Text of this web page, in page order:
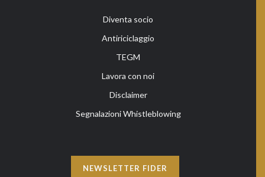
Diventa socio
Antiriciclaggio
TEGM
Lavora con noi
Disclaimer
Segnalazioni Whistleblowing
NEWSLETTER FIDER